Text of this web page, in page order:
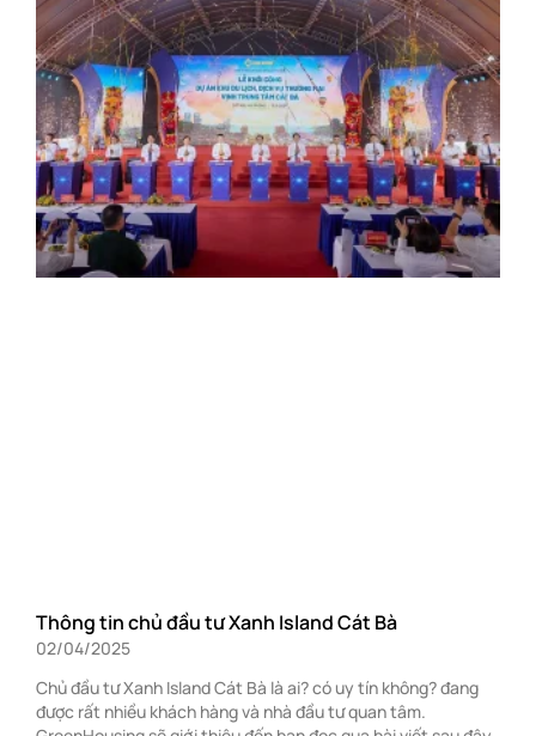
Thông tin chủ đầu tư Xanh Island Cát Bà
02/04/2025
Chủ đầu tư Xanh Island Cát Bà là ai? có uy tín không? đang
được rất nhiều khách hàng và nhà đầu tư quan tâm.